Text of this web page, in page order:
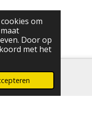
om
Door op
met het